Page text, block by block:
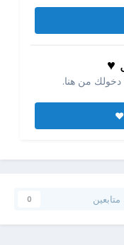
♥
من هنا.
متابعين 0